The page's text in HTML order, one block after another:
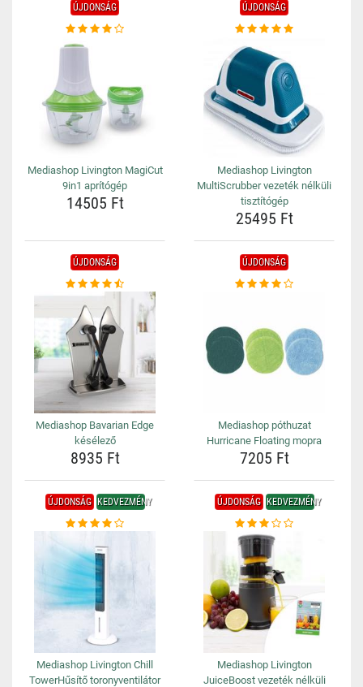
ÚJDONSÁG
Mediashop Livington MagiCut
9in1 aprítógép
14505 Ft
ÚJDONSÁG
Mediashop Livington
MultiScrubber vezeték nélküli
tisztítógép
25495 Ft
ÚJDONSÁG
Mediashop Bavarian Edge
késélező
8935 Ft
ÚJDONSÁG
Mediashop póthuzat
Hurricane Floating mopra
7205 Ft
ÚJDONSÁG KEDVEZMÉNY
Mediashop Livington Chill
TowerHűsítő toronyventilátor
ÚJDONSÁG KEDVEZMÉNY
Mediashop Livington
JuiceBoost vezeték nélküli